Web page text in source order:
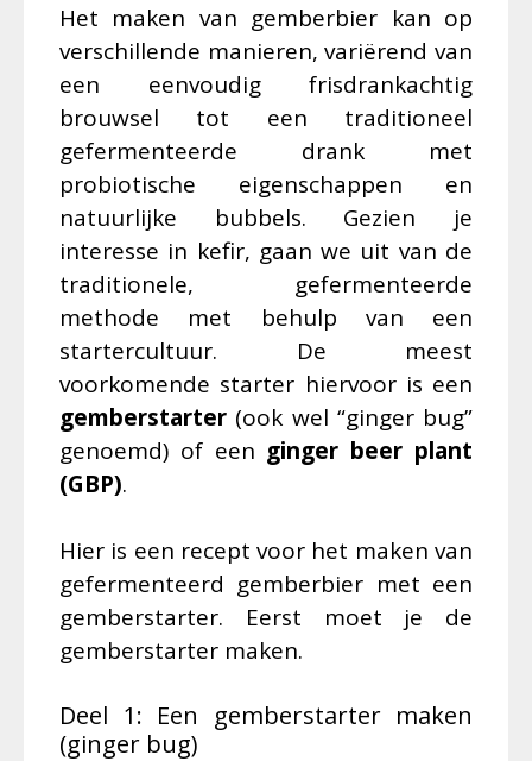
Het maken van gemberbier kan op
verschillende manieren, variërend van
een eenvoudig frisdrankachtig
brouwsel tot een traditioneel
gefermenteerde drank met
probiotische eigenschappen en
natuurlijke bubbels. Gezien je
interesse in kefir, gaan we uit van de
traditionele, gefermenteerde
methode met behulp van een
startercultuur. De meest
voorkomende starter hiervoor is een
gemberstarter (ook wel “ginger bug”
genoemd) of een ginger beer plant
(GBP).
Hier is een recept voor het maken van
gefermenteerd gemberbier met een
gemberstarter. Eerst moet je de
gemberstarter maken.
Deel 1: Een gemberstarter maken
(ginger bug)